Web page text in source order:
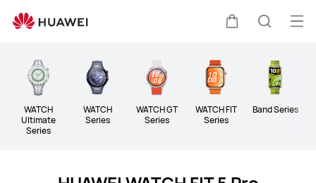
WATCH
Ultimate
Series
WATCH
Series
WATCH GT
Series
WATCH FIT
Series
Band Series